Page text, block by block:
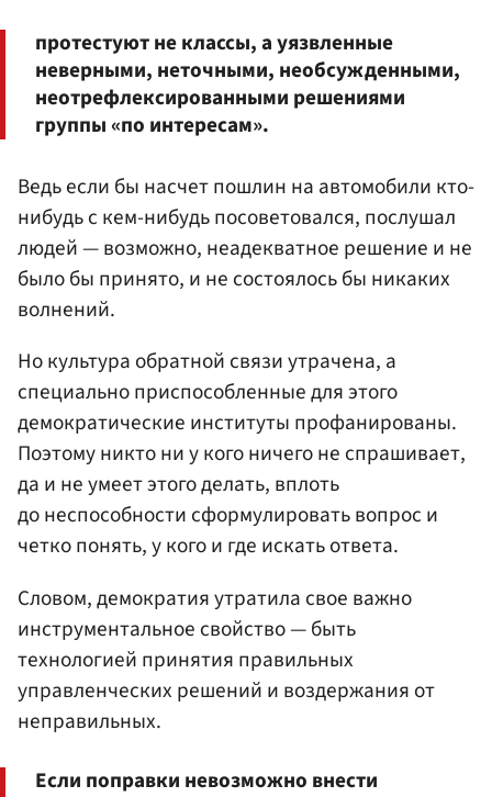
протестуют не классы, а уязвленные
неверными, неточными, необсужденными,
неотрефлексированными решениями
группы «по интересам».
Ведь если бы насчет пошлин на автомобили кто-
нибудь с кем-нибудь посоветовался, послушал
людей — возможно, неадекватное решение и не
было бы принято, и не состоялось бы никаких
волнений.
Но культура обратной связи утрачена, а
специально приспособленные для этого
демократические институты профанированы.
Поэтому никто ни у кого ничего не спрашивает,
да и не умеет этого делать, вплоть
до неспособности сформулировать вопрос и
четко понять, у кого и где искать ответа.
Словом, демократия утратила свое важно
инструментальное свойство — быть
технологией принятия правильных
управленческих решений и воздержания от
неправильных.
Если поправки невозможно внести